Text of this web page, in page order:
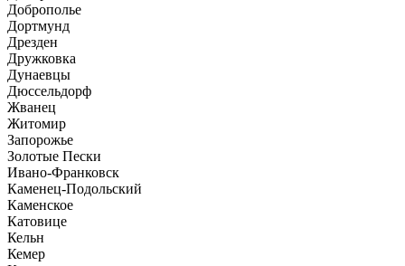
Доброполье
Дортмунд
Дрезден
Дружковка
Дунаевцы
Дюссельдорф
Жванец
Житомир
Запорожье
Золотые Пески
Ивано-Франковск
Каменец-Подольский
Каменское
Катовице
Кельн
Кемер